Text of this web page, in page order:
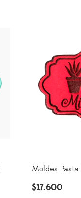
Moldes Pasta
$17.600